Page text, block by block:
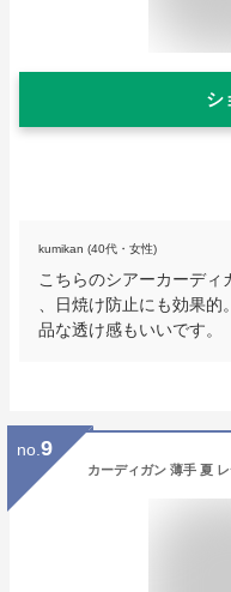
シ
kumikan (40代・女性)
こちらのシアーカーディ
、日焼け防止にも効果
品な透け感もいいです。
no. 9